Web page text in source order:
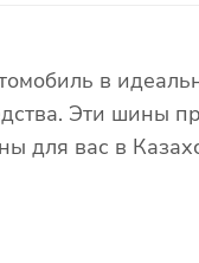
в
Эти шины
для вас в